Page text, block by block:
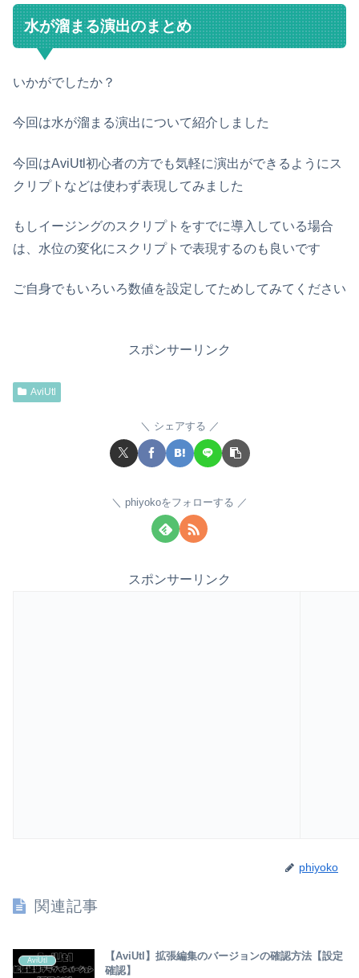
水が溜まる演出のまとめ
いかがでしたか？
今回は水が溜まる演出について紹介しました
今回はAviUtl初心者の方でも気軽に演出ができるようにス
クリプトなどは使わず表現してみました
もしイージングのスクリプトをすでに導入している場合
は、水位の変化にスクリプトで表現するのも良いです
ご自身でもいろいろ数値を設定してためしてみてください
スポンサーリンク
AviUtl
シェアする
phiyokoをフォローする
スポンサーリンク
phiyoko
関連記事
AviUtl
【AviUtl】拡張編集のバージョンの確認方法【設定
確認】